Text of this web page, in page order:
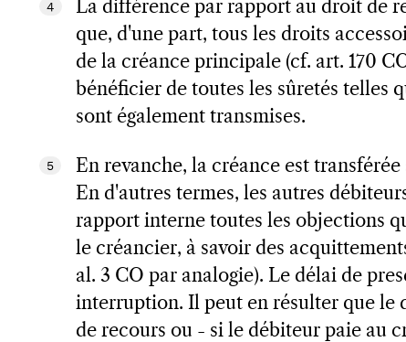
4
La différence par rapport au droit de
que, d'une part, tous les droits
de la créance principale (cf. art. 170
bénéficier de toutes les sûretés telles
sont également transmises.
5
En revanche, la créance est
En d'autres termes, les autres
rapport interne toutes les objections
le créancier, à savoir des
al. 3 CO par analogie). Le délai de
interruption. Il peut en résulter que le
de recours ou - si le débiteur paie au